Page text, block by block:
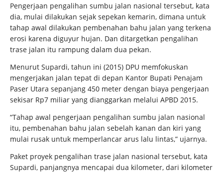
Pengerjaan pengalihan sumbu jalan nasional tersebut, kata
dia, mulai dilakukan sejak sepekan kemarin, dimana untuk
tahap awal dilakukan pembenahan bahu jalan yang terkena
erosi karena diguyur hujan. Dan ditargetkan pengalihan
trase jalan itu rampung dalam dua pekan.
Menurut Supardi, tahun ini (2015) DPU memfokuskan
mengerjakan jalan tepat di depan Kantor Bupati Penajam
Paser Utara sepanjang 450 meter dengan biaya pengerjaan
sekisar Rp7 miliar yang dianggarkan melalui APBD 2015.
“Tahap awal pengerjaan pengalihan sumbu jalan nasional
itu, pembenahan bahu jalan sebelah kanan dan kiri yang
mulai rusak untuk memperlancar arus lalu lintas,” ujarnya.
Paket proyek pengalihan trase jalan nasional tersebut, kata
Supardi, panjangnya mencapai dua kilometer, dari kilometer